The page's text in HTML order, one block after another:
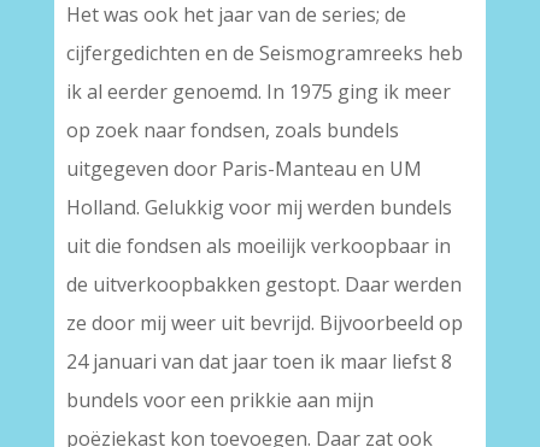
Het was ook het jaar van de series; de
cijfergedichten en de Seismogramreeks heb
ik al eerder genoemd. In 1975 ging ik meer
op zoek naar fondsen, zoals bundels
uitgegeven door Paris-Manteau en UM
Holland. Gelukkig voor mij werden bundels
uit die fondsen als moeilijk verkoopbaar in
de uitverkoopbakken gestopt. Daar werden
ze door mij weer uit bevrijd. Bijvoorbeeld op
24 januari van dat jaar toen ik maar liefst 8
bundels voor een prikkie aan mijn
poëziekast kon toevoegen. Daar zat ook